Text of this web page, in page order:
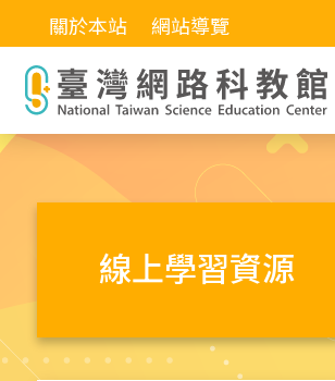
關於本站 網站導覽
線上學習資源